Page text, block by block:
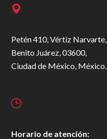
Petén 410, Vértiz Narvarte,
Benito Juárez, 03600,
Ciudad de México, México.
Horario de atención: